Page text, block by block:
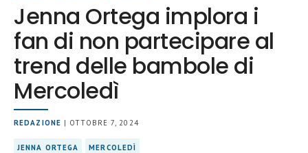
Jenna Ortega implora i
fan di non partecipare al
trend delle bambole di
Mercoledì
REDAZIONE | OTTOBRE 7, 2024
JENNA ORTEGA MERCOLEDÌ